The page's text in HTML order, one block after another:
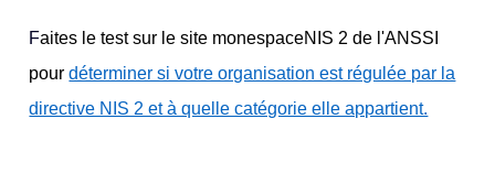
Faites le test sur le site monespaceNIS 2 de l'ANSSI
pourdéterminer si votre organisation est régulée par la
directive NIS 2 et à quelle catégorie elle appartient.